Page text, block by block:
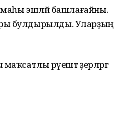
эшләй башлағайны.
булдырылды. Уларҙың
рәүештә әҙерләргә